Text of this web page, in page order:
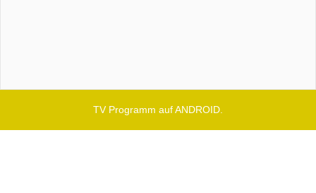
TV Programm auf ANDROID.